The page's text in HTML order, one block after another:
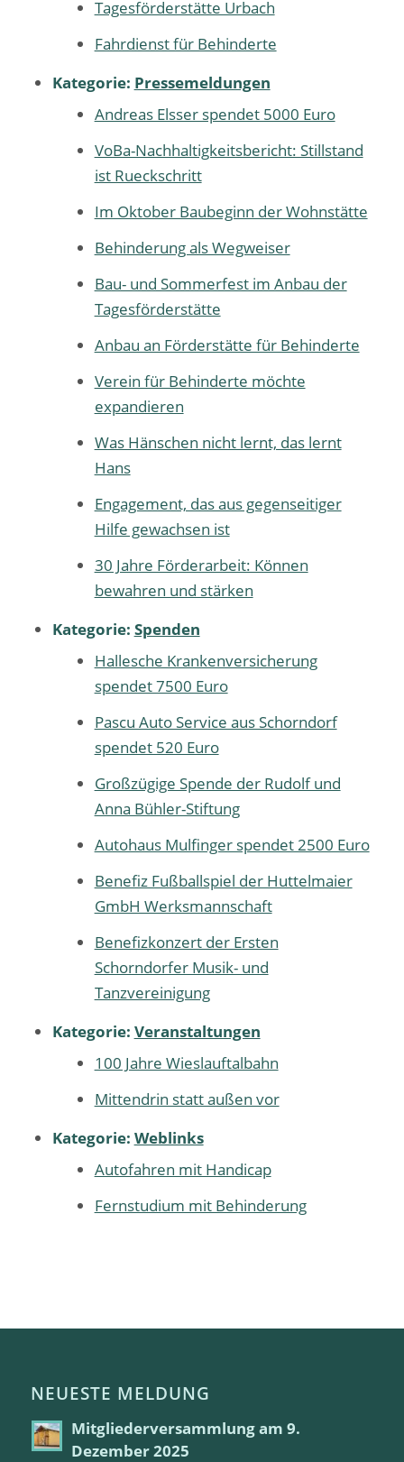
Tagesförderstätte Urbach
Fahrdienst für Behinderte
Kategorie: Pressemeldungen
Andreas Elsser spendet 5000 Euro
VoBa-Nachhaltigkeitsbericht: Stillstand
ist Rueckschritt
Im Oktober Baubeginn der Wohnstätte
Behinderung als Wegweiser
Bau- und Sommerfest im Anbau der
Tagesförderstätte
Anbau an Förderstätte für Behinderte
Verein für Behinderte möchte
expandieren
Was Hänschen nicht lernt, das lernt
Hans
Engagement, das aus gegenseitiger
Hilfe gewachsen ist
30 Jahre Förderarbeit: Können
bewahren und stärken
Kategorie: Spenden
Hallesche Krankenversicherung
spendet 7500 Euro
Pascu Auto Service aus Schorndorf
spendet 520 Euro
Großzügige Spende der Rudolf und
Anna Bühler-Stiftung
Autohaus Mulfinger spendet 2500 Euro
Benefiz Fußballspiel der Huttelmaier
GmbH Werksmannschaft
Benefizkonzert der Ersten
Schorndorfer Musik- und
Tanzvereinigung
Kategorie: Veranstaltungen
100 Jahre Wieslauftalbahn
Mittendrin statt außen vor
Kategorie: Weblinks
Autofahren mit Handicap
Fernstudium mit Behinderung
NEUESTE MELDUNG
Mitgliederversammlung am 9.
Dezember 2025